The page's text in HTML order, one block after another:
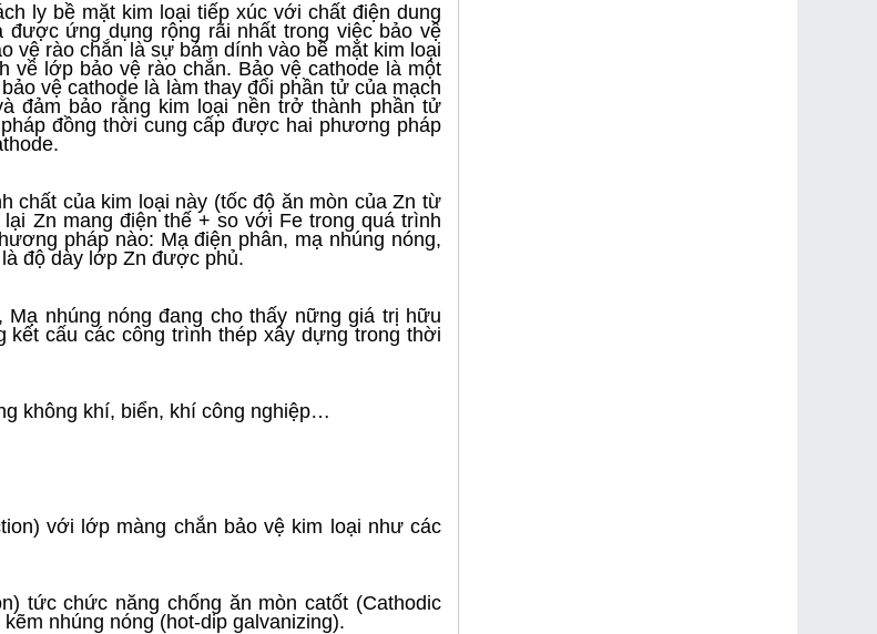
ly bề mặt kim loại tiếp xúc với chất điện dung
ứng dụng rộng rãi nhất trong việc bảo vệ
vệ rào chắn là sự bám dính vào bề mặt kim loại
lớp bảo vệ rào chắn. Bảo vệ cathode là một
vệ cathode là làm thay đổi phần tử của mạch
đảm bảo rằng kim loại nền trở thành phần tử
đồng thời cung cấp được hai phương pháp
chất của kim loại này (tốc độ ăn mòn của Zn từ
Zn mang điện thế + so với Fe trong quá trình
pháp nào: Mạ điện phân, mạ nhúng nóng,
độ dày lớp Zn được phủ.
nhúng nóng đang cho thấy nững giá trị hữu
cấu các công trình thép xây dựng trong thời
không khí, biển, khí công nghiệp…
với lớp màng chắn bảo vệ kim loại như các
tức chức năng chống ăn mòn catốt (Cathodic
nhúng nóng (hot-dip galvanizing).